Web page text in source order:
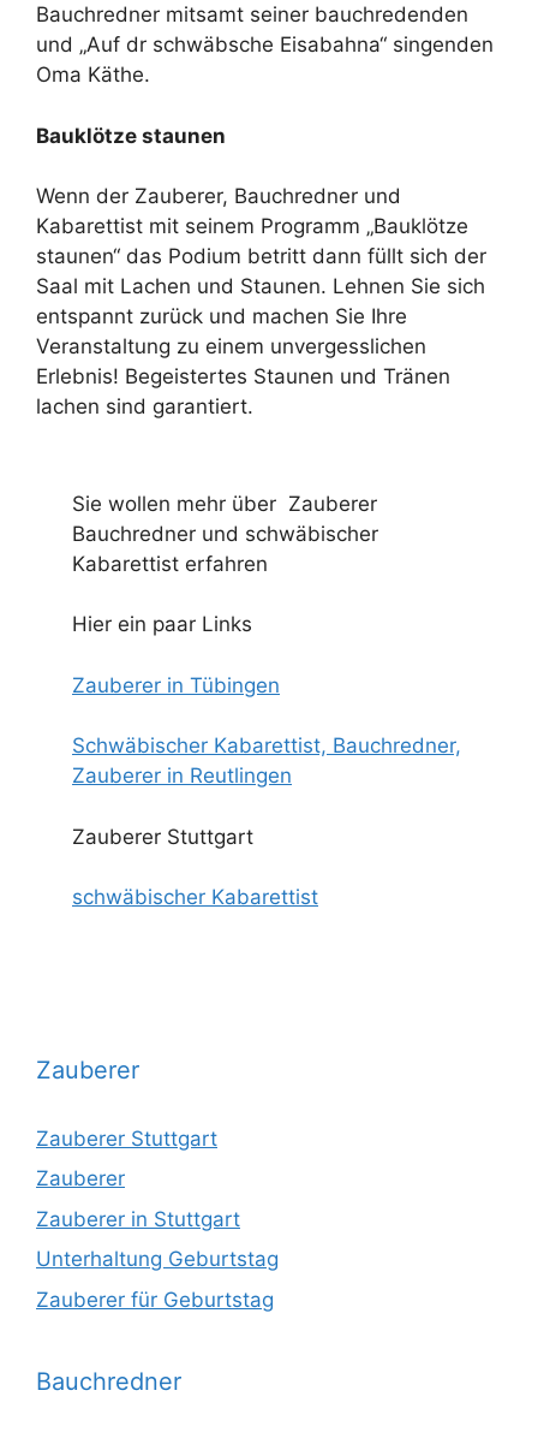
Bauchredner mitsamt seiner bauchredenden
und „Auf dr schwäbsche Eisabahna“ singenden
Oma Käthe.
Bauklötze staunen
Wenn der Zauberer, Bauchredner und
Kabarettist mit seinem Programm „Bauklötze
staunen“ das Podium betritt dann füllt sich der
Saal mit Lachen und Staunen. Lehnen Sie sich
entspannt zurück und machen Sie Ihre
Veranstaltung zu einem unvergesslichen
Erlebnis! Begeistertes Staunen und Tränen
lachen sind garantiert.
Sie wollen mehr über Zauberer
Bauchredner und schwäbischer
Kabarettist erfahren
Hier ein paar Links
Zauberer in Tübingen
Schwäbischer Kabarettist, Bauchredner,
Zauberer in Reutlingen
Zauberer Stuttgart
schwäbischer Kabarettist
Zauberer
Zauberer Stuttgart
Zauberer
Zauberer in Stuttgart
Unterhaltung Geburtstag
Zauberer für Geburtstag
Bauchredner